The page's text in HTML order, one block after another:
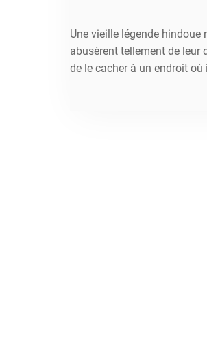
Une vieille légende
abusèrent tellement de leur
de le cacher à un endroit